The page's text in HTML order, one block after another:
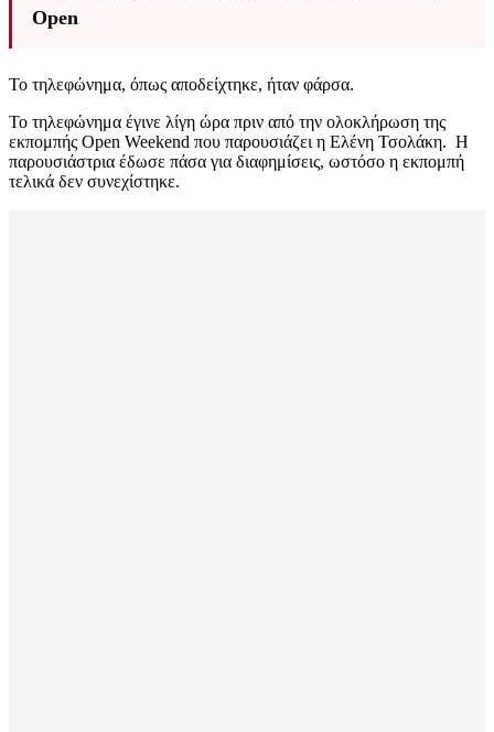
Open
Το τηλεφώνημα, όπως αποδείχτηκε, ήταν φάρσα.
Το τηλεφώνημα έγινε λίγη ώρα πριν από την ολοκλήρωση της
εκπομπής Open Weekend που παρουσιάζει η Ελένη Τσολάκη. Η
παρουσιάστρια έδωσε πάσα για διαφημίσεις, ωστόσο η εκπομπή
τελικά δεν συνεχίστηκε.